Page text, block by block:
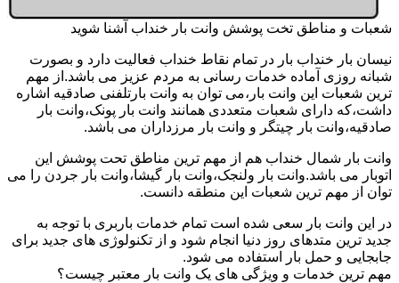
شعبات و مناطق تخت پوشش وانت بار خنداب آشنا شوید
نیسان بار خنداب بار در تمام نقاط خنداب فعالیت دارد و بصورت
شبانه روزی آماده خدمات رسانی به مردم عزیز می باشد.از مهم
ترین شعبات این وانت بار،می توان به وانت بارتلفنی صادقیه اشاره
داشت،که دارای شعبات متعددی همانند وانت بار پونک،وانت بار
صادقیه،وانت بار چیتگر و وانت بار مرزداران می باشد.
وانت بار شمال خنداب هم از مهم ترین مناطق تحت پوشش این
اتوبار می باشد.وانت بار ولنجک،وانت بار گیشا،وانت بار جردن را می
توان از مهم ترین شعبات این منطقه دانست.
در این وانت بار سعی شده است تمام خدمات باربری با توجه به
جدید ترین متدهای روز دنیا انجام شود و از تکنولوژی های جدید برای
جابجایی و حمل بار استفاده می شود.
مهم ترین خدمات و ویژگی های یک وانت بار معتبر چیست؟